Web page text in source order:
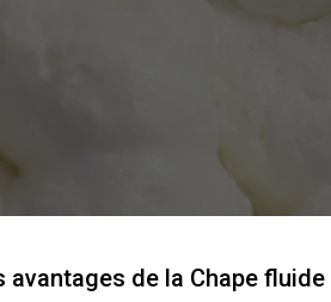
avantages de la Chape